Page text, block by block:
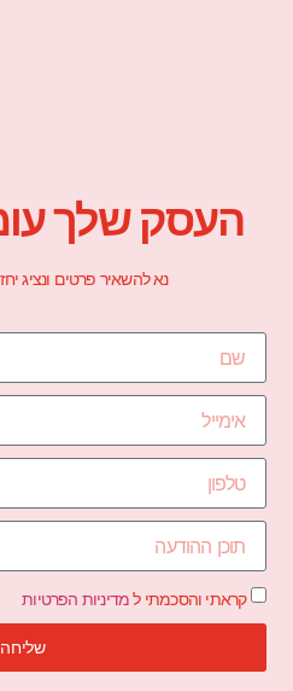
העסק שלך
נא להשאיר פרטים ונציג
קראתי והסכמתי למדיניות הפרטיות
שליחה